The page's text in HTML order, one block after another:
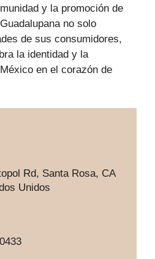
y la promoción de
no solo
de sus consumidores,
la identidad y la
en el corazón de
Rd, Santa Rosa, CA
Unidos